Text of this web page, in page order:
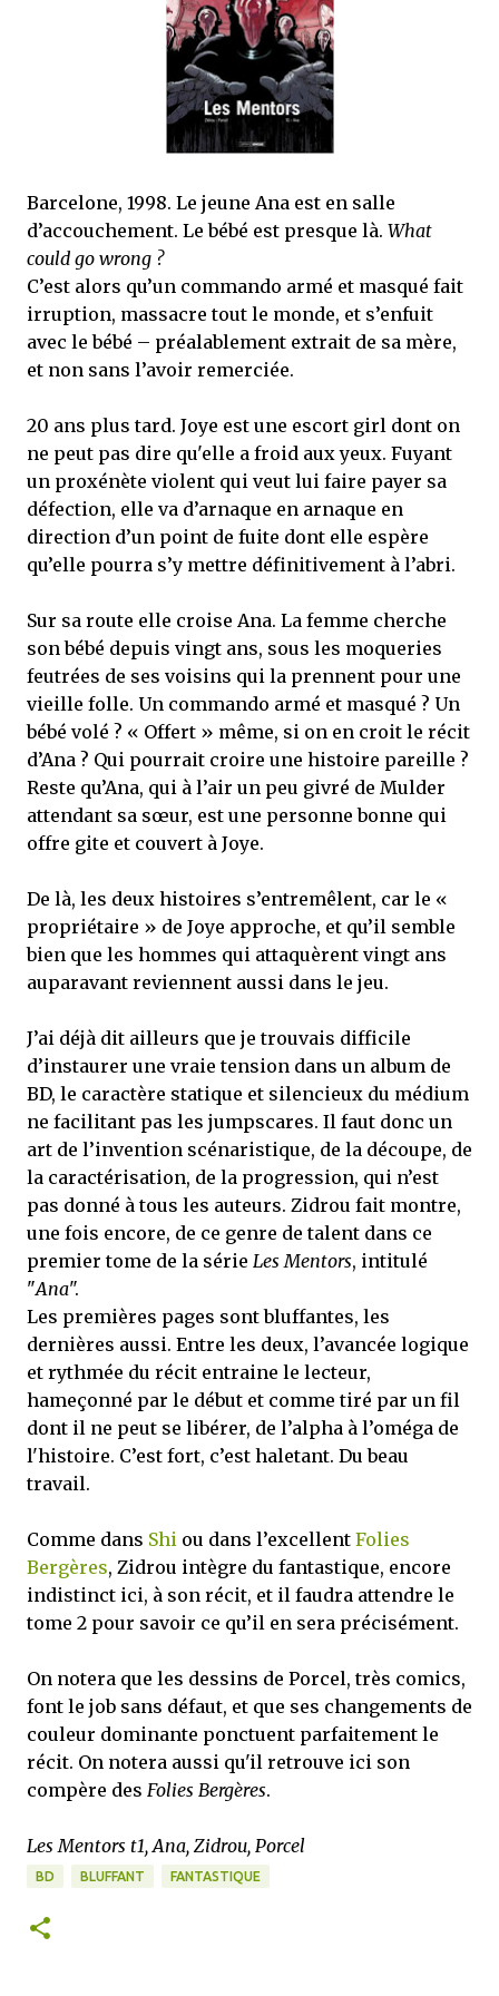
que Thomas connaissait et appréciait Olivier. Marlowe découvre une ville qu’il
ne connaissait pas, habitée par la méfiance, la peur et le rigorisme de la Ligue,
une ville pleine de mystères et de vieilles rancœurs. La Dame d...
Barcelone, 1998. Le jeune Ana est en salle
d’accouchement. Le bébé est presque là. What
could go wrong ?
C’est alors qu’un commando armé et masqué fait
irruption, massacre tout le monde, et s’enfuit
avec le bébé – préalablement extrait de sa mère,
et non sans l’avoir remerciée.
20 ans plus tard. Joye est une escort girl dont on
ne peut pas dire qu'elle a froid aux yeux. Fuyant
un proxénète violent qui veut lui faire payer sa
défection, elle va d’arnaque en arnaque en
direction d’un point de fuite dont elle espère
qu’elle pourra s’y mettre définitivement à l’abri.
Sur sa route elle croise Ana. La femme cherche
son bébé depuis vingt ans, sous les moqueries
feutrées de ses voisins qui la prennent pour une
vieille folle. Un commando armé et masqué ? Un
bébé volé ? « Offert » même, si on en croit le récit
d’Ana ? Qui pourrait croire une histoire pareille ?
Reste qu’Ana, qui à l’air un peu givré de Mulder
attendant sa sœur, est une personne bonne qui
offre gite et couvert à Joye.
De là, les deux histoires s’entremêlent, car le «
propriétaire » de Joye approche, et qu’il semble
bien que les hommes qui attaquèrent vingt ans
auparavant reviennent aussi dans le jeu.
J’ai déjà dit ailleurs que je trouvais difficile
d’instaurer une vraie tension dans un album de
BD, le caractère statique et silencieux du médium
ne facilitant pas les jumpscares. Il faut donc un
art de l’invention scénaristique, de la découpe, de
la caractérisation, de la progression, qui n’est
pas donné à tous les auteurs. Zidrou fait montre,
une fois encore, de ce genre de talent dans ce
premier tome de la série Les Mentors, intitulé
"Ana".
Les premières pages sont bluffantes, les
dernières aussi. Entre les deux, l’avancée logique
et rythmée du récit entraine le lecteur,
hameçonné par le début et comme tiré par un fil
dont il ne peut se libérer, de l’alpha à l’oméga de
l'histoire. C’est fort, c’est haletant. Du beau
travail.
Comme dans Shi ou dans l’excellent Folies
Bergères, Zidrou intègre du fantastique, encore
indistinct ici, à son récit, et il faudra attendre le
tome 2 pour savoir ce qu’il en sera précisément.
On notera que les dessins de Porcel, très comics,
font le job sans défaut, et que ses changements de
couleur dominante ponctuent parfaitement le
récit. On notera aussi qu'il retrouve ici son
compère des Folies Bergères.
Les Mentors t1, Ana, Zidrou, Porcel
BD BLUFFANT FANTASTIQUE